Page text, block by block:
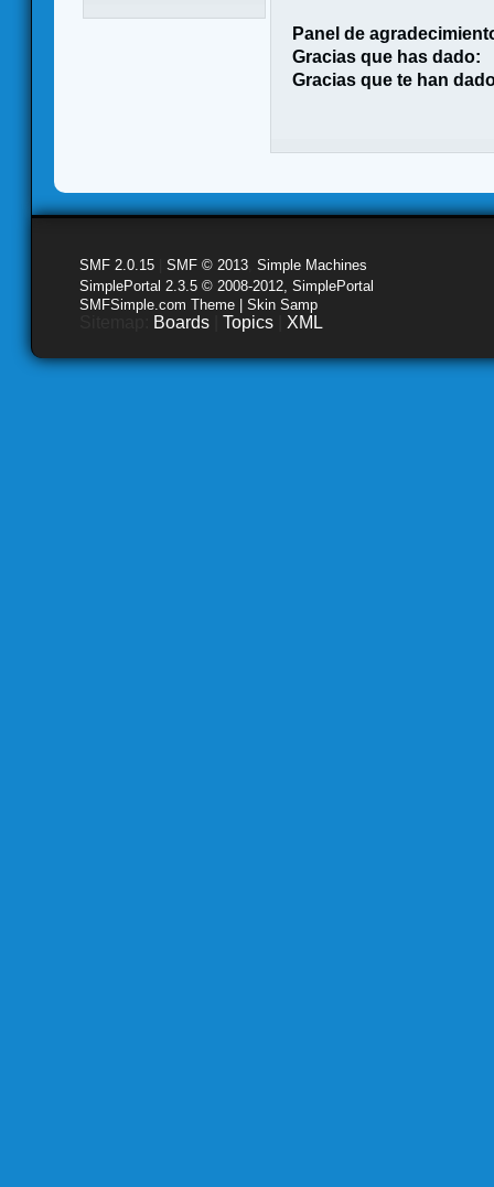
Panel de
Gracias que has dado:
Gracias que te han
SMF 2.0.15 SMF © 2013 Simple Machines
SimplePortal 2.3.5 © 2008-2012, SimplePortal
SMFSimple.com Theme | Skin Samp
Boards Topics XML